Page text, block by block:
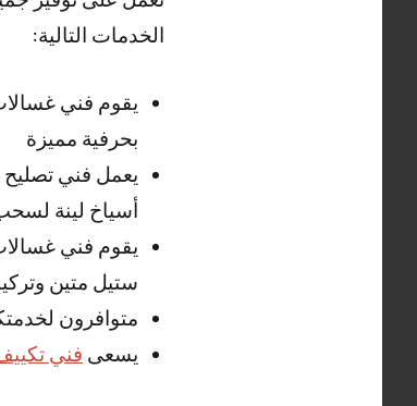
الخدمات التالية:
يقوم فني
بحرفية مميزة
يعمل فني تصليح
أسياخ لينة
يقوم فني
ستيل متين
متوافرون
يسعى فني